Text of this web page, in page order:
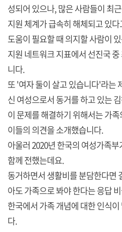
성되어 있으나, 많은 사람들이 최
지원 체계가 급속히 해체되고 있
도움이 필요할 때 의지할 사람이
지원 네트워크 지표에서 선진국
니다.
또 '여자 둘이 살고 있습니다'라는
신 여성으로서 동거를 하고 있는
이 문제를 해결하기 위해서는 가
이들의 의견을 소개했습니다.
아울러 2020년 한국의 여성가족
함께 전했는데요.
동거하면서 생활비를 분담한다면
아도 가족으로 봐야 한다는 응답
한국에서 가족 개념에 대한 인식
다.